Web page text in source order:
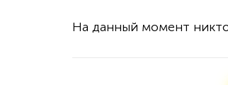
На данный момент